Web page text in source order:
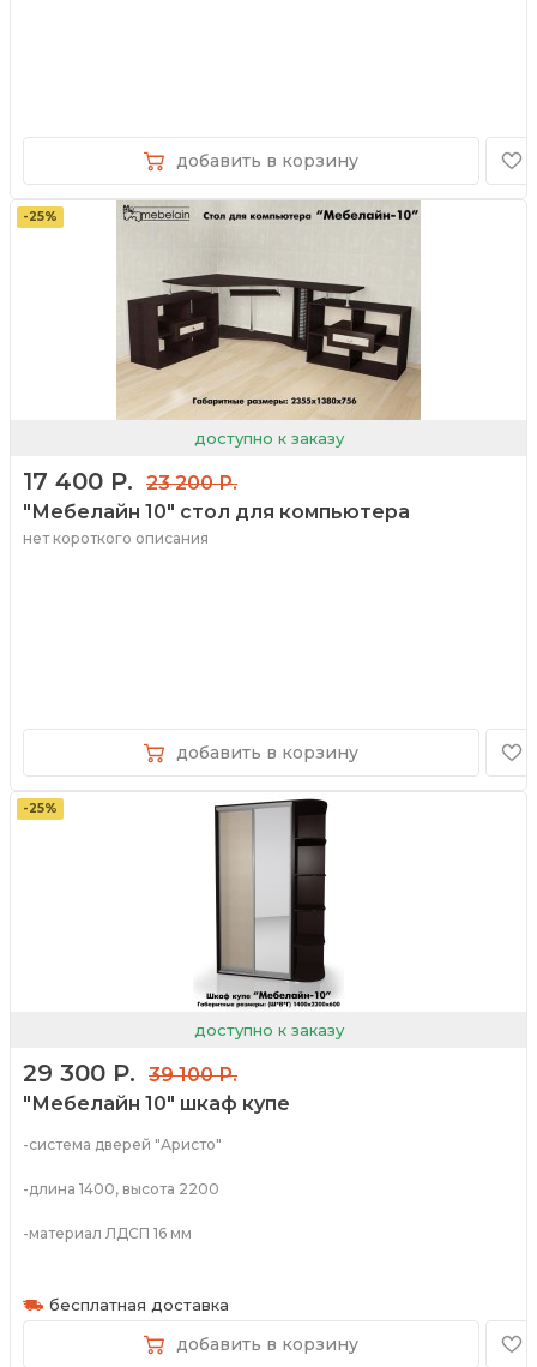
добавить в корзину
доступно к заказу
-25%
17 400 Р.
23 200 Р.
"Мебелайн 10" стол для компьютера
нет короткого описания
добавить в корзину
доступно к заказу
-25%
29 300 Р.
39 100 Р.
"Мебелайн 10" шкаф купе
-система дверей "Аристо"
-длина 1400, высота 2200
-материал ЛДСП 16 мм
бесплатная доставка
добавить в корзину